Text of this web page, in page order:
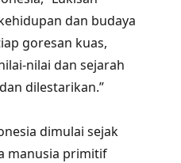
dan budaya
goresan kuas,
nilai dan sejarah
dilestarikan.”
dimulai sejak
manusia primitif